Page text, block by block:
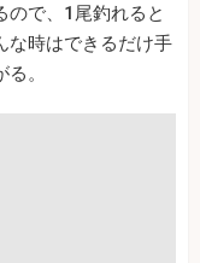
ので、1尾釣れると
な時はできるだけ手
。